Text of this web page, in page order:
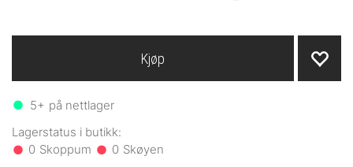
5+ på nettlager
0 0
Kjøp